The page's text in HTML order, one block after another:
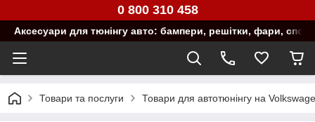
0 800 310 458
Аксесуари для тюнінгу авто: бампери, решітки, фари,
Товари та послуги Товари для автотюнінгу на